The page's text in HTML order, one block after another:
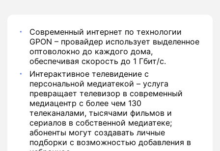
Современный интернет по технологии
GPON – провайдер использует выделенное
оптоволокно до каждого дома,
обеспечивая скорость до 1 Гбит/с.
Интерактивное телевидение с
персональной медиатекой – услуга
превращает телевизор в современный
медиацентр с более чем 130
телеканалами, тысячами фильмов и
сериалов в собственной медиатеке;
абоненты могут создавать личные
подборки с возможностью добавления в